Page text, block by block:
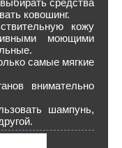
ковошинг.
кожу
моющими
самые мягкие
внимательно
шампунь,